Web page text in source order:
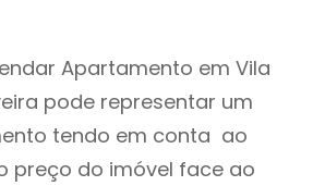
Apartamento em Vila
pode representar um
tendo em conta ao
preço do imóvel face ao